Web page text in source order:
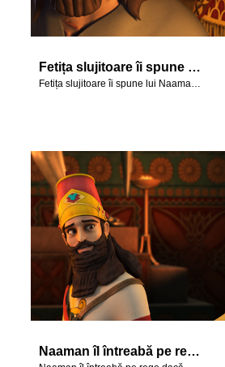
Fetița slujitoare îi spune lui Naaman despre Elisei.
Fetița slujitoare îi spune lui Naaman despre Elisei.
Naaman îl întreabă pe rege dacă poate merge să-l viziteze pe Elisei.